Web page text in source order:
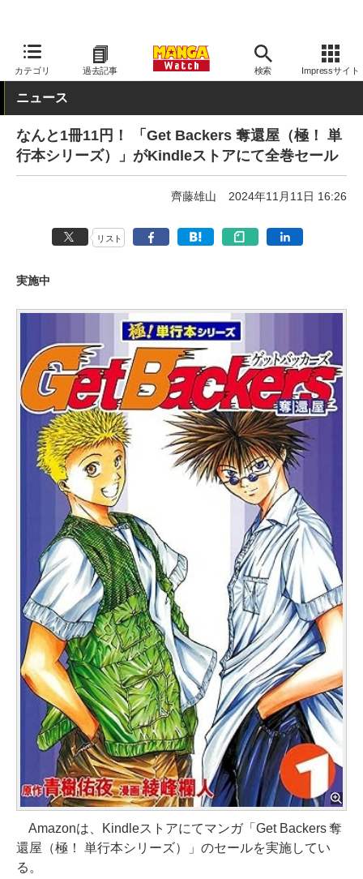
カテゴリ 過去記事 検索 Impressサイト
MANGA Watch セール
ニュース
なんと1冊11円！ 「Get Backers 奪還屋（極！ 単
行本シリーズ）」がKindleストアにて全巻セール
齊藤雄山 2024年11月11日 16:26
リスト
実施中
Amazonは、Kindleストアにてマンガ「Get Backers 奪
還屋（極！ 単行本シリーズ）」のセールを実施してい
る。